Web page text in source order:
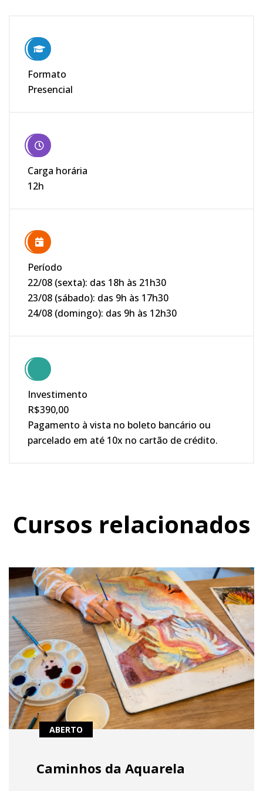
Formato
Presencial
Carga horária
12h
Período
22/08 (sexta): das 18h às 21h30
23/08 (sábado): das 9h às 17h30
24/08 (domingo): das 9h às 12h30
Investimento
R$390,00
Pagamento à vista no boleto bancário ou
parcelado em até 10x no cartão de crédito.
Cursos relacionados
ABERTO
Caminhos da Aquarela